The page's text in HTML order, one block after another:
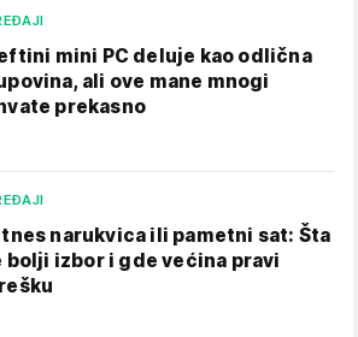
mini PC deluje kao odlična
ali ove mane mnogi
prekasno
narukvica ili pametni sat: Šta
bolji izbor i gde većina pravi